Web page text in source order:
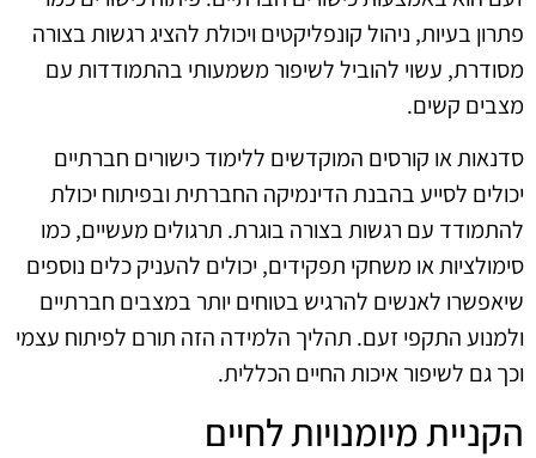
פתרון בעיות, ניהול קונפליקטים ויכולת להציג רגשות בצורה
מסודרת, עשוי להוביל לשיפור משמעותי בהתמודדות עם
מצבים קשים.
סדנאות או קורסים המוקדשים ללימוד כישורים חברתיים
יכולים לסייע בהבנת הדינמיקה החברתית ובפיתוח יכולת
להתמודד עם רגשות בצורה בוגרת. תרגולים מעשיים, כמו
סימולציות או משחקי תפקידים, יכולים להעניק כלים נוספים
שיאפשרו לאנשים להרגיש בטוחים יותר במצבים חברתיים
ולמנוע התקפי זעם. תהליך הלמידה הזה תורם לפיתוח עצמי
וכך גם לשיפור איכות החיים הכללית.
הקניית מיומנויות לחיים